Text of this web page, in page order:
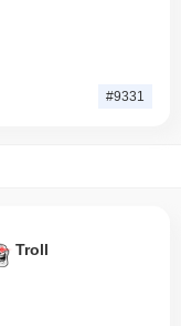
#9331
Troll